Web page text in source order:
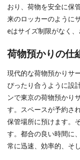
おり、荷物を安全に保
来のロッカーのように
eはサイズ制限がなく
荷物預かりの仕
現代的な荷物預かりサ
ぴったり合うように設
ンで東京の荷物預かり
す。スペースが予約さ
保管場所に預けます。
す。都合の良い時間に
常に迅速、効率的、そ